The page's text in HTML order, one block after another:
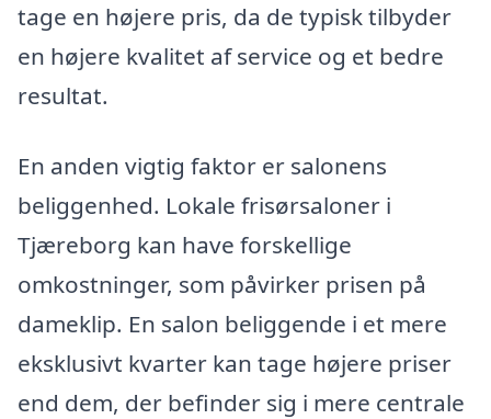
tage en højere pris, da de typisk tilbyder
en højere kvalitet af service og et bedre
resultat.
En anden vigtig faktor er salonens
beliggenhed. Lokale frisørsaloner i
Tjæreborg kan have forskellige
omkostninger, som påvirker prisen på
dameklip. En salon beliggende i et mere
eksklusivt kvarter kan tage højere priser
end dem, der befinder sig i mere centrale